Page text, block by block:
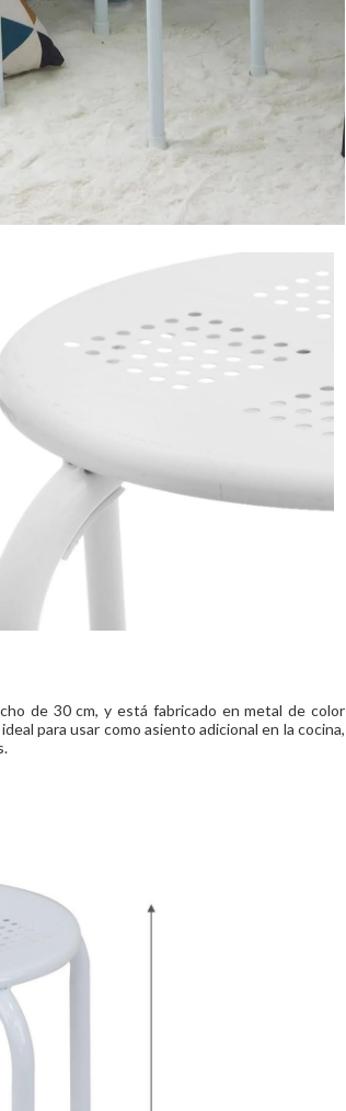
de 30 cm, y está fabricado en metal de color
para usar como asiento adicional en la cocina,